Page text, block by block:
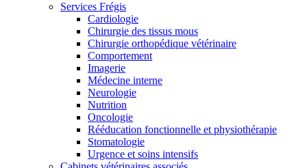
Services Frégis
Cardiologie
Chirurgie des tissus mous
Chirurgie orthopédique vétérinaire
Comportement
Imagerie
Médecine interne
Neurologie
Nutrition
Oncologie
Rééducation fonctionnelle et physiothérapie
Stomatologie
Urgence et soins intensifs